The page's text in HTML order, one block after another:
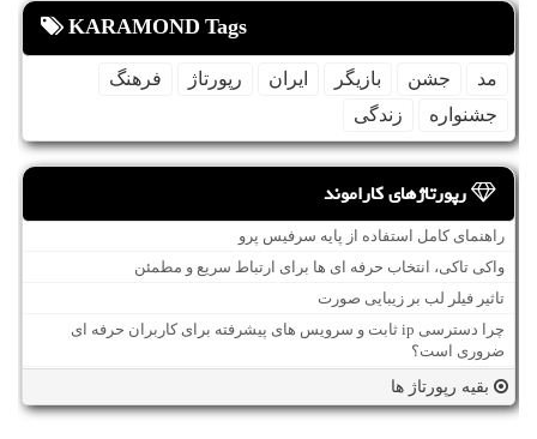
KARAMOND Tags
مد جشن بازیگر ایران رپورتاژ
فرهنگ
جشنواره
زندگی
رپورتاژهای کاراموند
راهنمای کامل استفاده از پایه سرفیس پرو
واکی تاکی، انتخاب حرفه ای ها برای ارتباط سریع و مطمئن
تاثیر فیلر لب بر زیبایی صورت
چرا دسترسی ip ثابت و سرویس های پیشرفته برای کاربران حرفه ای
ضروری است؟
بقیه رپورتاژ ها